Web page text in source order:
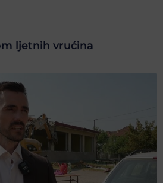
ljetnih vrućina